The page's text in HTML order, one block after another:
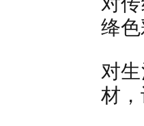
绛
对
材